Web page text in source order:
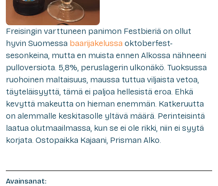
Freisingin varttuneen panimon Festbieriä on ollut
hyvin Suomessa baarijakelussa oktoberfest-
sesonkeina, mutta en muista ennen Alkossa nähneeni
pulloversiota. 5,8%, peruslagerin ulkonäkö. Tuoksussa
ruohoinen maltaisuus, maussa tuttua viljaista vetoa,
täyteläisyyttä, tämä ei paljoa hellesistä eroa. Ehkä
kevyttä makeutta on hieman enemmän. Katkeruutta
on alemmalle keskitasolle yltävä määrä. Perinteisintä
laatua olutmaailmassa, kun se ei ole rikki, niin ei syytä
korjata. Ostopaikka Kajaani, Prisman Alko.
Avainsanat: